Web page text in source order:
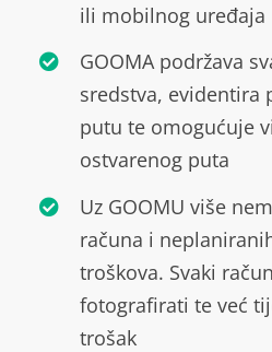
ili mobilnog uređaja
GOOMA podržava
sredstva, evidentira
putu te omogućuje
ostvarenog puta
Uz GOOMU više
računa i
troškova. Svaki
fotografirati te već
trošak